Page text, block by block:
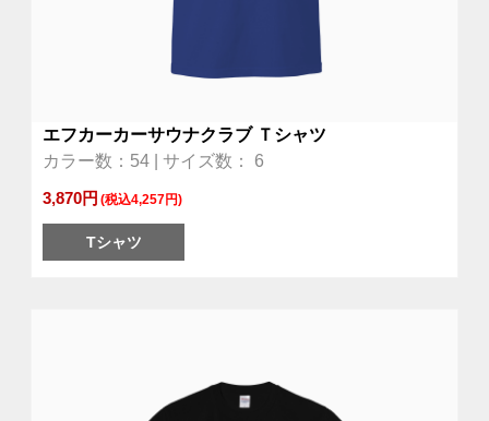
エフカーカーサウナクラブ Ｔシャツ
カラー数：54 | サイズ数： 6
3,870円 (税込4,257円)
Tシャツ